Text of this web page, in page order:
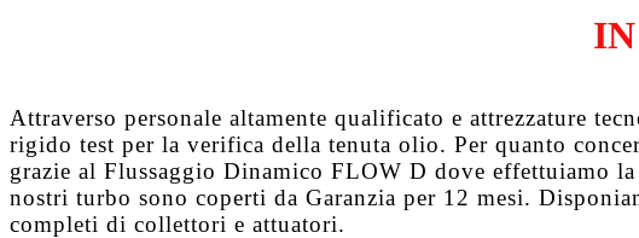
Attraverso personale altamente qualificato e attrezzature
rigido test per la verifica della tenuta olio. Per quanto
grazie al Flussaggio Dinamico FLOW D dove effettuiamo
nostri turbo sono coperti da Garanzia per 12 mesi.
completi di collettori e attuatori.